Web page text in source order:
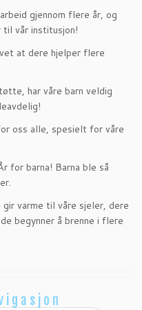
gjennom flere år, og
til vår institusjon!
at dere hjelper flere
har våre barn veldig
oss alle, spesielt for våre
for barna! Barna ble så
varme til våre sjeler, dere
begynner å brenne i flere